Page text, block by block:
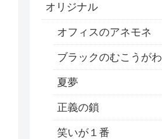
オリジナル
オフィスのアネモネ
ブラックのむこうがわ
夏夢
正義の鎖
笑いが１番